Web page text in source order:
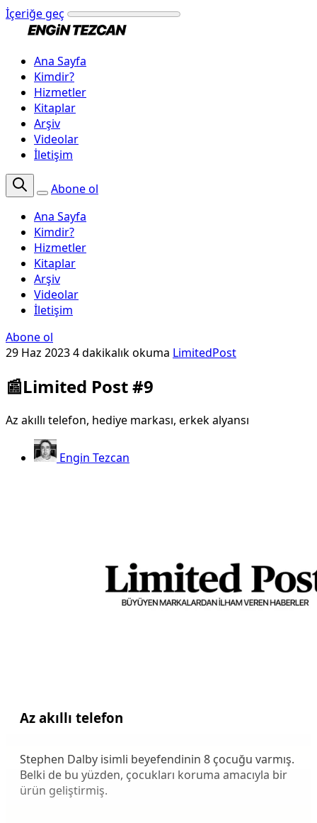
İçeriğe geç
Ana Sayfa
Kimdir?
Hizmetler
Kitaplar
Arşiv
Videolar
İletişim
Abone ol
Ana Sayfa
Kimdir?
Hizmetler
Kitaplar
Arşiv
Videolar
İletişim
Abone ol
29 Haz 20234 dakikalık okuma LimitedPost
📰Limited Post #9
Az akıllı telefon, hediye markası, erkek alyansı
Engin Tezcan
Az akıllı telefon
Stephen Dalby isimli beyefendinin 8 çocuğu varmış.
Belki de bu yüzden, çocukları koruma amacıyla bir
ürün geliştirmiş.